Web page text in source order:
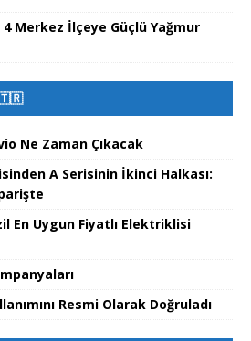
4 Merkez İlçeye Güçlü Yağmur
🇹🇷
Ne Zaman Çıkacak
A Serisinin İkinci Halkası:
En Uygun Fiyatlı Elektriklisi
Resmi Olarak Doğruladı